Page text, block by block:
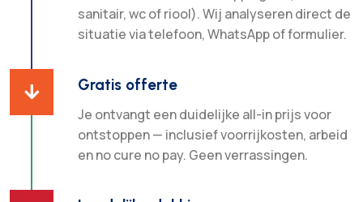
sanitair, wc of riool). Wij analyseren direct de
situatie via telefoon, WhatsApp of formulier.
 Gratis offerte
Je ontvangt een duidelijke all-in prijs voor
ontstoppen — inclusief voorrijkosten, arbeid
en no cure no pay. Geen verrassingen.